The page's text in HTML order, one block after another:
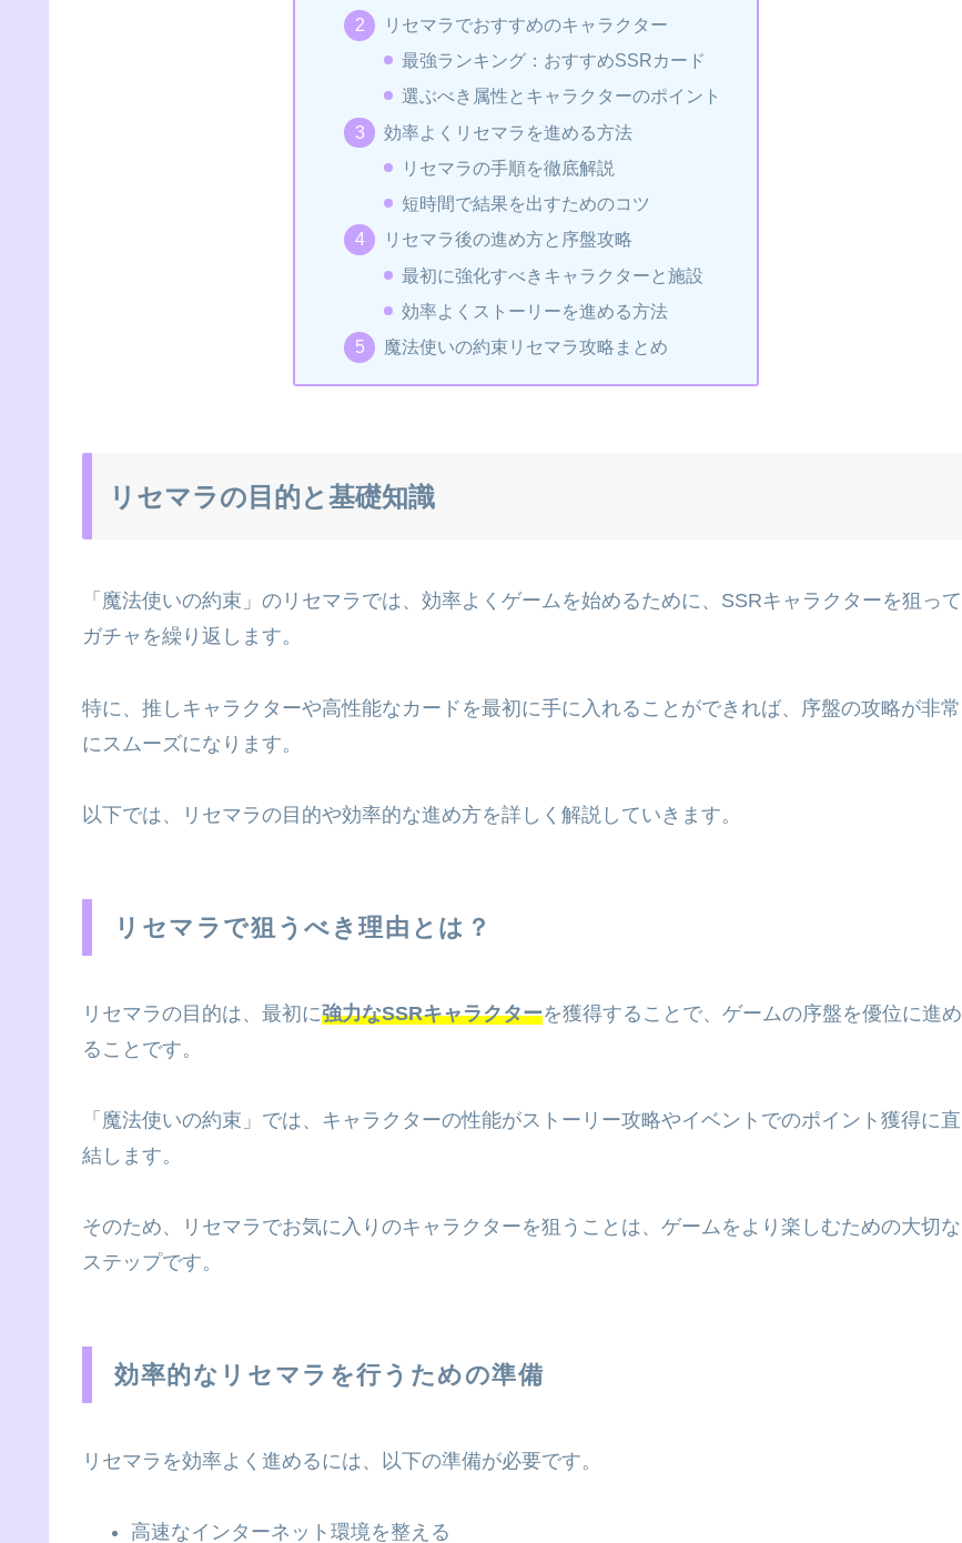
リセマラでおすすめのキャラクター
最強ランキング：おすすめSSRカード
選ぶべき属性とキャラクターのポイント
効率よくリセマラを進める方法
リセマラの手順を徹底解説
短時間で結果を出すためのコツ
リセマラ後の進め方と序盤攻略
最初に強化すべきキャラクターと施設
効率よくストーリーを進める方法
魔法使いの約束リセマラ攻略まとめ
リセマラの目的と基礎知識
「魔法使いの約束」のリセマラでは、効率よくゲームを始めるために、SSRキャラクターを狙って
ガチャを繰り返します。
特に、推しキャラクターや高性能なカードを最初に手に入れることができれば、序盤の攻略が非常
にスムーズになります。
以下では、リセマラの目的や効率的な進め方を詳しく解説していきます。
リセマラで狙うべき理由とは？
リセマラの目的は、最初に強力なSSRキャラクターを獲得することで、ゲームの序盤を優位に進め
ることです。
「魔法使いの約束」では、キャラクターの性能がストーリー攻略やイベントでのポイント獲得に直
結します。
そのため、リセマラでお気に入りのキャラクターを狙うことは、ゲームをより楽しむための大切な
ステップです。
効率的なリセマラを行うための準備
リセマラを効率よく進めるには、以下の準備が必要です。
高速なインターネット環境を整える